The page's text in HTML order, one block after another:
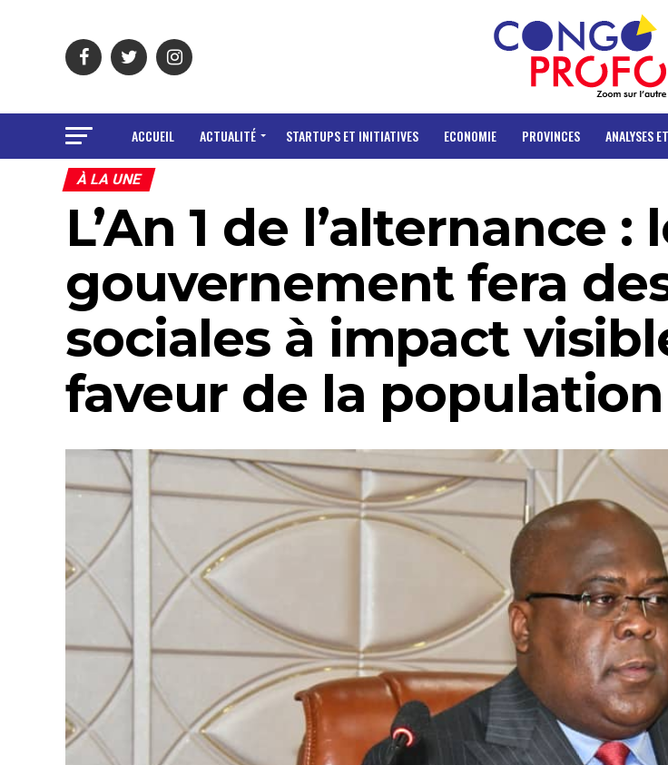
ACCUEIL ACTUALITÉ STARTUPS ET INITIATIVES ECONOMIE PROVINCES ANALYSES
À LA UNE
L’An 1 de l’alternance :
gouvernement fera
sociales à impact
faveur de la population